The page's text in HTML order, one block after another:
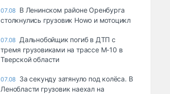
07.08 В Ленинском районе Оренбурга
столкнулись грузовик Howo и мотоцикл
07.08 Дальнобойщик погиб в ДТП с
тремя грузовиками на трассе М-10 в
Тверской области
07.08 За секунду затянуло под колёса. В
Ленобласти грузовик наехал на